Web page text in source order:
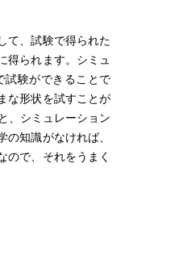
て、試験で得られた
得られます。シミュ
試験ができることで
な形状を試すことが
、シミュレーション
知識がなければ、
ので、それをうまく